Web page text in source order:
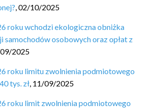
,02/10/2025
roku wchodzi ekologiczna obniżka
osobowych oraz opłat z
2025
roku limitu zwolnienia podmiotowego
tys. zł, 11/09/2025
roku limit zwolnienia podmiotowego